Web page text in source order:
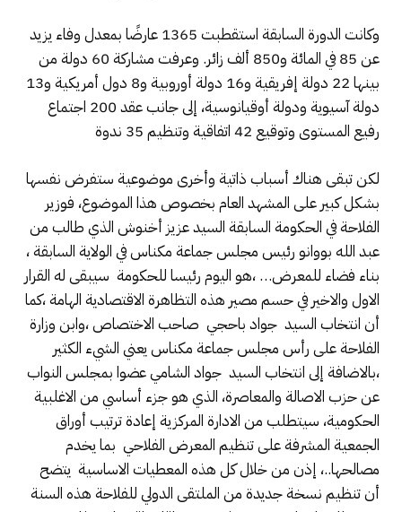
وكانت الدورة السابقة استقطبت 1365 عارضًا بمعدل وفاء يزيد
عن 85 في المائة و850 ألف زائر. وعرفت مشاركة 60 دولة من
بينها 22 دولة إفريقية و16 دولة أوروبية و8 دول أمريكية و13
دولة آسيوية ودولة أوقيانوسية، إلى جانب عقد 200 اجتماع
رفيع المستوى وتوقيع 42 اتفاقية وتنظيم 35 ندوة
لكن تبقى هناك أسباب ذاتية وأخرى موضوعية ستفرض نفسها
بشكل كبير على المشهد العام بخصوص هذا الموضوع، فوزير
الفلاحة في الحكومة السابقة السيد عزيز أخنوش الذي طالب من
عبد الله بووانو رئيس مجلس جماعة مكناس في الولاية السابقة ،
بناء فضاء للمعرض… ،هو اليوم رئيسا للحكومة سيبقى له القرار
الاول والاخير في حسم مصير هذه التظاهرة الاقتصادية الهامة ،كما
أن انتخاب السيد جواد باحجي صاحب الاختصاص ،وابن وزارة
الفلاحة على رأس مجلس جماعة مكناس يعني الشيء الكثير
،بالاضافة إلى انتخاب السيد جواد الشامي عضوا بمجلس النواب
عن حزب الاصالة والمعاصرة، الذي هو جزء أساسي من الاغلبية
الحكومية، سيتطلب من الادارة المركزية إعادة ترتيب أوراق
الجمعية المشرفة على تنظيم المعرض الفلاحي بما يخدم
مصالحها..، إذن من خلال كل هذه المعطيات الاساسية يتضح
أن تنظيم نسخة جديدة من الملتقى الدولي للفلاحة هذه السنة